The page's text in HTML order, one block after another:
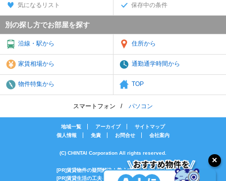
気になるリスト 保存中の条件
別の探し方でお部屋を探す
沿線・駅から 住所から
家賃相場から 通勤通学時間から
物件特集から TOP
スマートフォン パソコン
地域一覧 アーカイブ
サイトマップ
個人情報
免責 お問合せ 会社案内
(C) CHINTAI Corporation All rights reserved.
[PR]賃貸物件の疑問解決！教えてエイブルAGENT
[PR]賃貸生活の工夫を紹介！CHINTAI情報局